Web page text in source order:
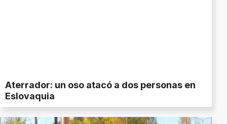
Aterrador: un oso atacó a dos personas en
Eslovaquia